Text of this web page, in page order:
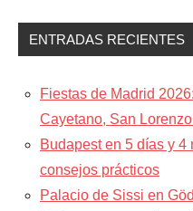
ENTRADAS RECIENTES
Fiestas de Madrid
Cayetano, San
Budapest en 5 días y 4
consejos prácticos
Palacio de Sissi en